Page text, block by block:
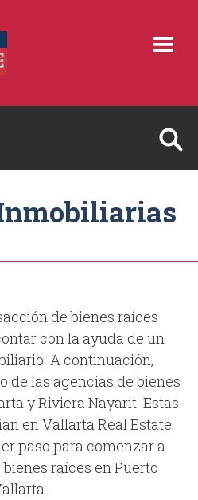
de bienes raíces
con la ayuda de un
A continuación,
de las agencias de bienes
y Riviera Nayarit. Estas
en Vallarta Real Estate
paso para comenzar a
raíces en Puerto